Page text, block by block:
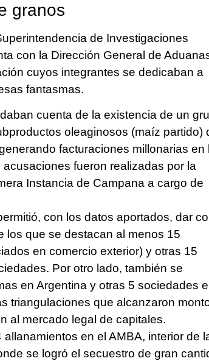
granos
de Investigaciones
con la Dirección General de
cuyos integrantes se dedicaban a
fantasmas.
cuenta de la existencia de un
oleaginosos (maíz partido)
facturaciones millonarias en
fueron realizadas por la
Instancia de Campana a cargo de
con los datos aportados, dar
los que se destacan al menos 15
en comercio exterior) y otras 15
Por otro lado, también se
en Argentina y otras 5 sociedades
triangulaciones que alcanzaron
al mercado legal de capitales.
en el AMBA, interior de
se logró el secuestro de gran